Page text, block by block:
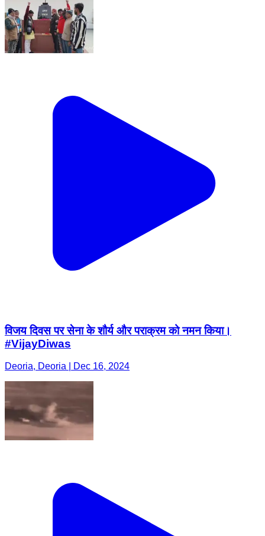
विजय दिवस पर सेना के शौर्य और पराक्रम को नमन किया।
#VijayDiwas
Deoria, Deoria | Dec 16, 2024